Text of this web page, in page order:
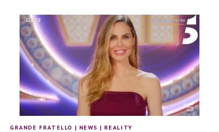
GRANDE FRATELLO | NEWS | REALITY